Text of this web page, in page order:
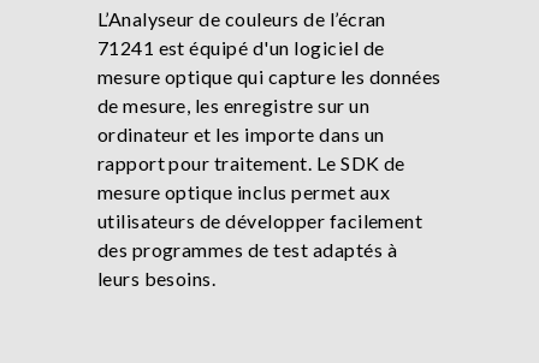
L’Analyseur de couleurs de l’écran
71241 est équipé d'un logiciel de
mesure optique qui capture les données
de mesure, les enregistre sur un
ordinateur et les importe dans un
rapport pour traitement. Le SDK de
mesure optique inclus permet aux
utilisateurs de développer facilement
des programmes de test adaptés à
leurs besoins.